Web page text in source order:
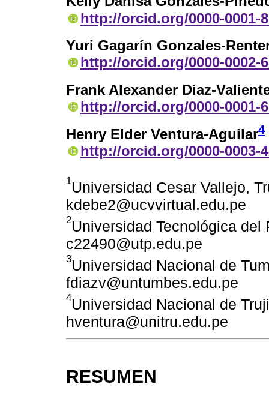
http://orcid.org/0000-0001-
Yuri Gagarín Gonzales-
http://orcid.org/0000-0002-
Frank Alexander Diaz-
http://orcid.org/0000-0001-
Henry Elder Ventura-Aguilar4
http://orcid.org/0000-0003-
1Universidad Cesar Vallejo,
kdebe2@ucvvirtual.edu.pe
2Universidad Tecnológica
c22490@utp.edu.pe
3Universidad Nacional de
fdiazv@untumbes.edu.pe
4Universidad Nacional de
hventura@unitru.edu.pe
RESUMEN